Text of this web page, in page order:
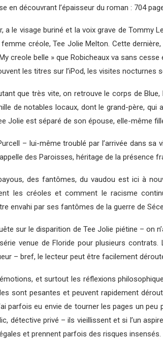
en découvrant l’épaisseur du roman : 704
a le visage buriné et la voix grave de
créole, Tee Jolie Melton. Cette
creole belle » que Robicheaux va sans
les titres sur l’iPod, les visites
que très vite, on retrouve le corps de
de notables locaux, dont le grand-père,
Jolie est séparé de son épouse, elle-même
– lui-même troublé par l’arrivée dans sa
des Paroisses, héritage de la présence
des fantômes, du vaudou est ici à
les créoles et comment le racisme
envahi par ses fantômes de la guerre de
sur le disparition de Tee Jolie piétine – on
venue de Floride pour plusieurs
– bref, le lecteur peut être facilement
et surtout les réflexions
sont pesantes et peuvent rapidement
parfois eu envie de tourner les pages un
détective privé – ils vieillissent et si l’un
et prennent parfois des risques insensés.